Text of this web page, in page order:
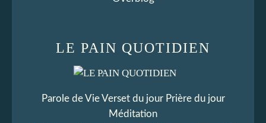
LE PAIN QUOTIDIEN
Parole de Vie Verset du jour Prière du jour
Méditation